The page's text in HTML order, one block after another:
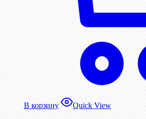
В корзину Quick View